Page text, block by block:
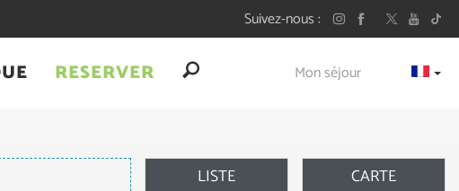
Suivez-nous
RESERVER Mon séjour
LISTE CARTE